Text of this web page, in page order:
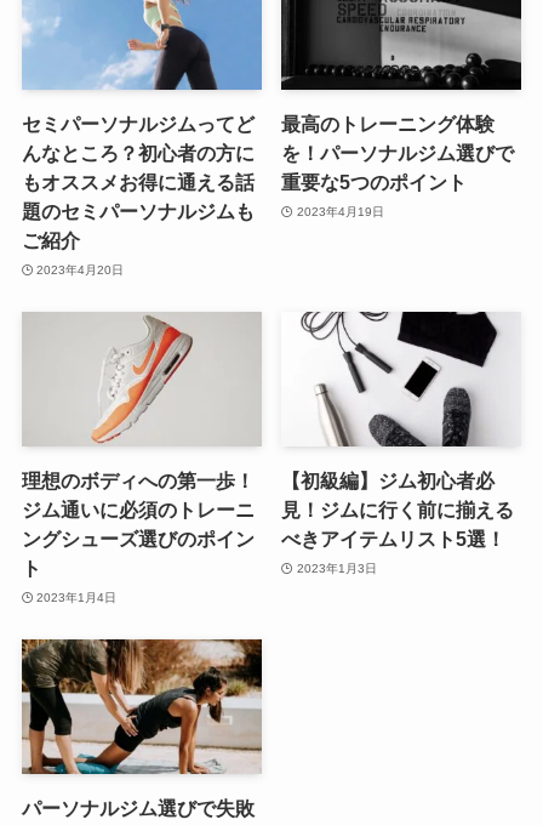
セミパーソナルジムってど
んなところ？初心者の方に
もオススメお得に通える話
題のセミパーソナルジムも
ご紹介
2023年4月20日
最高のトレーニング体験
を！パーソナルジム選びで
重要な5つのポイント
2023年4月19日
理想のボディへの第一歩！
ジム通いに必須のトレーニ
ングシューズ選びのポイン
ト
2023年1月4日
【初級編】ジム初心者必
見！ジムに行く前に揃える
べきアイテムリスト5選！
2023年1月3日
パーソナルジム選びで失敗